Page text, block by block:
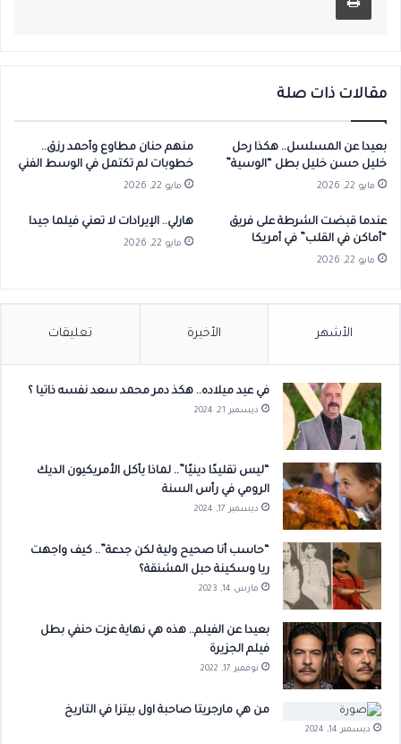
مقالات ذات صلة
بعيدا عن المسلسل.. هكذا رحل
خليل حسن خليل بطل “الوسية”
مايو 22, 2026
منهم حنان مطاوع وأحمد رزق..
خطوبات لم تكتمل في الوسط الفني
مايو 22, 2026
عندما قبضت الشرطة على فريق
“أماكن في القلب” في أمريكا
مايو 22, 2026
هارلي.. الإيرادات لا تعني فيلما جيدا
مايو 22, 2026
الأشهر الأخيرة تعليقات
في عيد ميلاده.. هكذ دمر محمد سعد نفسه ذاتيا ؟
ديسمبر 21, 2024
“ليس تقليدًا دينيًا”.. لماذا يأكل الأمريكيون الديك
الرومي في رأس السنة
ديسمبر 17, 2024
“حاسب أنا صحيح ولية لكن جدعة”.. كيف واجهت
ريا وسكينة حبل المشنقة؟
مارس 14, 2023
بعيدا عن الفيلم.. هذه هي نهاية عزت حنفي بطل
فيلم الجزيرة
نوفمبر 17, 2022
من هي مارجريتا صاحبة اول بيتزا في التاريخ
ديسمبر 14, 2024